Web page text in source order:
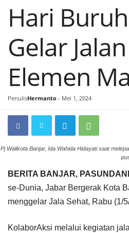
Hari
Gelar
Elemen
PenulisHermanto- Mei 1, 2024
Pj Walikota Banjar, Ida Wahida Hidayati saat
BERITA BANJAR,
se-Dunia, Jabar Bergerak Kota
menggelar Jala Sehat, Rabu (1/
KolaborAksi melalui kegiatan